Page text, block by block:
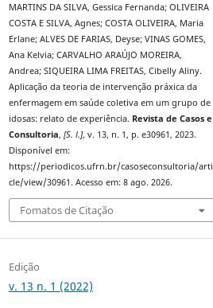
MARTINS DA SILVA, Gessica Fernanda; OLIVEIRA
COSTA E SILVA, Agnes; COSTA OLIVEIRA, Maria
Erlane; ALVES DE FARIAS, Deyse; VINAS GOMES,
Ana Kelvia; CARVALHO ARAÚJO MOREIRA,
Andrea; SIQUEIRA LIMA FREITAS, Cibelly Aliny.
Aplicação da teoria de intervenção práxica da
enfermagem em saúde coletiva em um grupo de
idosas: relato de experiência. Revista de Casos e
Consultoria,[S. l.], v. 13, n. 1, p. e30961, 2023.
Disponível em:
https://periodicos.ufrn.br/casoseconsultoria/arti
cle/view/30961. Acesso em: 8 ago. 2026.
Fomatos de Citação
Edição
v. 13 n. 1 (2022)